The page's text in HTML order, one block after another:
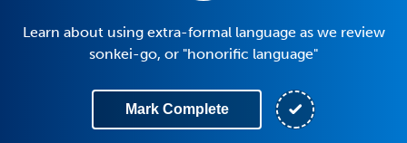
Learn about using extra-formal language as we review
sonkei-go, or "honorific language"
Mark Complete